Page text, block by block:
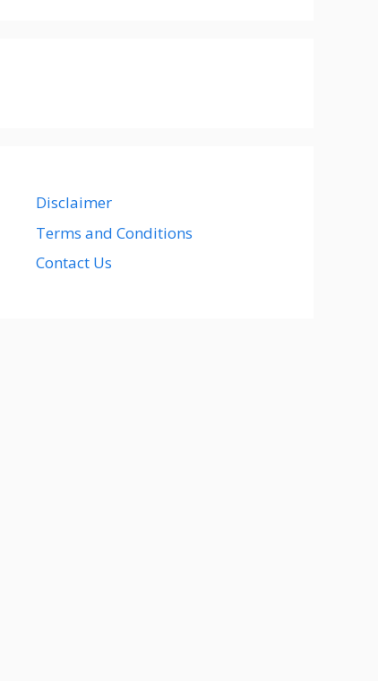
Disclaimer
Terms and Conditions
Contact Us